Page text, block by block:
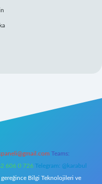
Teams:
606 0 726 Telegram: @karabul
gereğince Bilgi Teknolojileri ve